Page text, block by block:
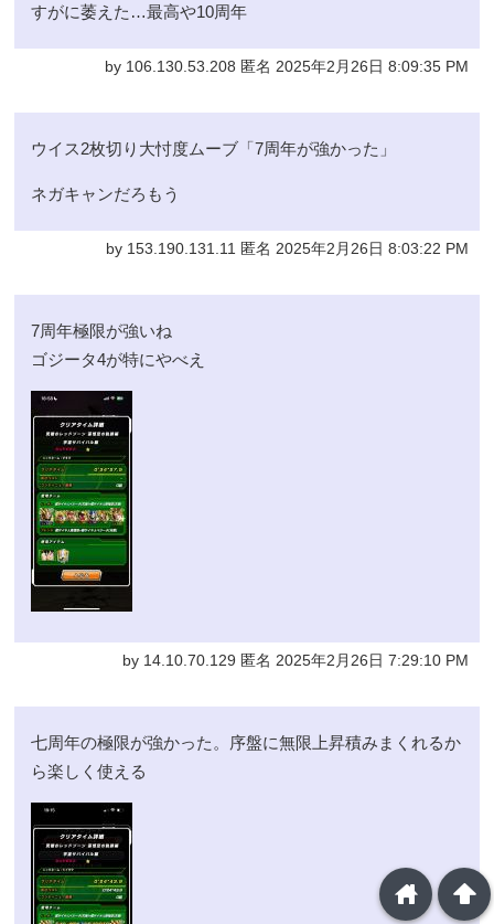
すがに萎えた…最高や10周年
by 106.130.53.208 匿名 2025年2月26日 8:09:35 PM
ウイス2枚切り大忖度ムーブ「7周年が強かった」
ネガキャンだろもう
by 153.190.131.11 匿名 2025年2月26日 8:03:22 PM
7周年極限が強いね
ゴジータ4が特にやべえ
by 14.10.70.129 匿名 2025年2月26日 7:29:10 PM
七周年の極限が強かった。序盤に無限上昇積みまくれるか
ら楽しく使える
arrowup
home